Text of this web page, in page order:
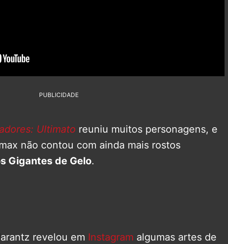
PUBLICIDADE
Ultimato reuniu muitos personagens, e
não contou com ainda mais rostos
Gigantes de Gelo.
revelou em Instagram algumas artes de